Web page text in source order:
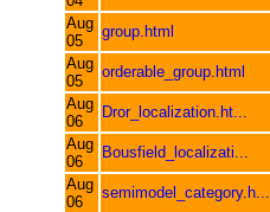
Aug
05
group.html
Aug
05
orderable_group.html
Aug
06
Dror_localization.ht...
Aug
06
Bousfield_localizati...
Aug
06
semimodel_category.h...